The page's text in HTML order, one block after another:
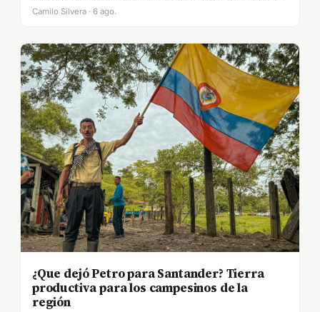
Camilo Silvera · 6 ago.
¿Que dejó Petro para Santander? Tierra
productiva para los campesinos de la
región